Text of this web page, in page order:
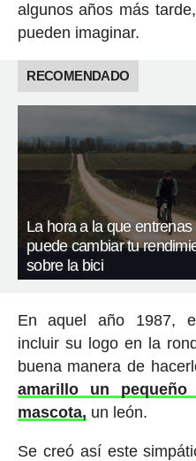
algunos años más
pueden imaginar.
RECOMENDADO
La hora a la que entrenas
puede cambiar tu
sobre la bici
En aquel año 1987,
incluir su logo en la
buena manera de
amarillo un
mascota, un león.
Se creó así este